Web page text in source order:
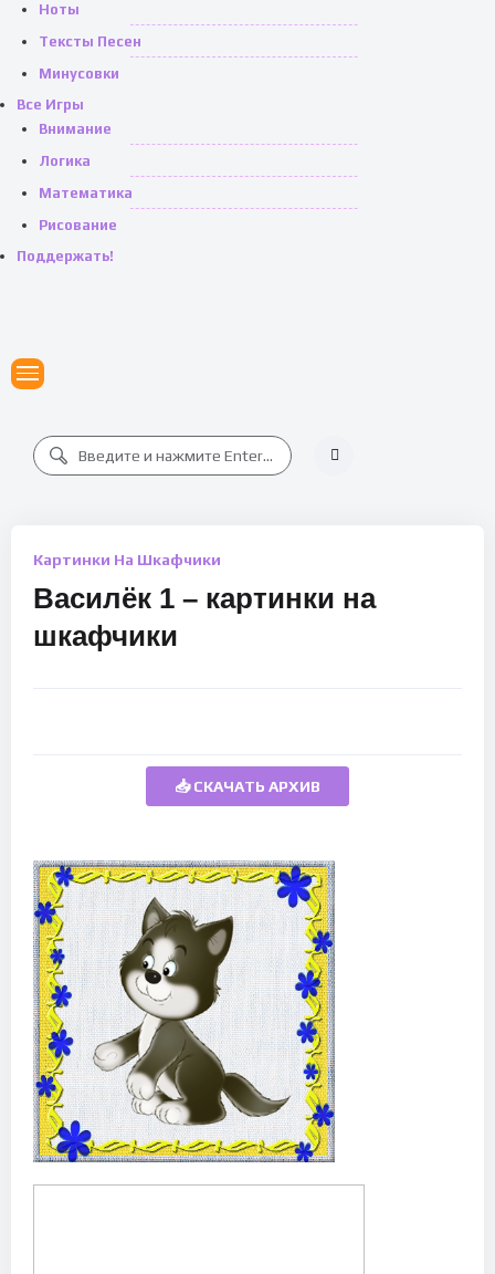
Ноты
Тексты Песен
Минусовки
Все Игры
Внимание
Логика
Математика
Рисование
Поддержать!
Картинки На Шкафчики
Василёк 1 – картинки на
шкафчики
📥 СКАЧАТЬ АРХИВ